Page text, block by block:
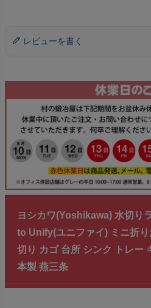
レビューを書く
ヨシカワ(Yoshikawa) 水切り
to Unify(ユニファイ) ミニ折
切り カゴ 台所 シンク トレー
本製 燕三条